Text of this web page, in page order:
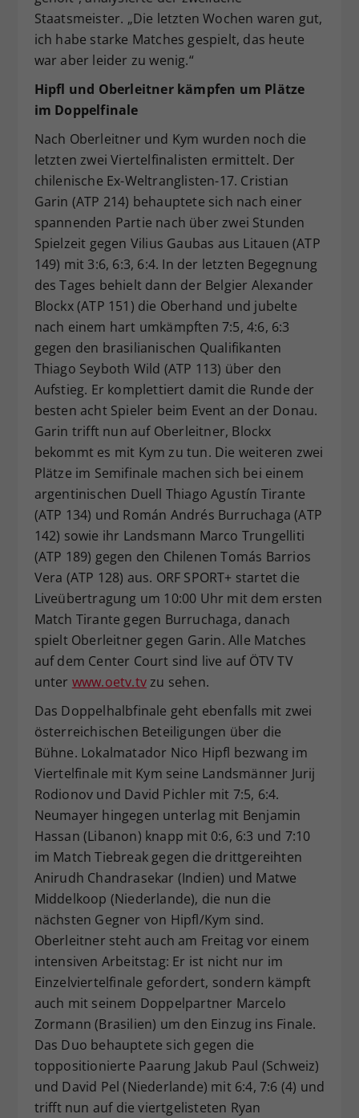
Staatsmeister. „Die letzten Wochen waren gut,
ich habe starke Matches gespielt, das heute
war aber leider zu wenig.“
Hipfl und Oberleitner kämpfen um Plätze
im Doppelfinale
Nach Oberleitner und Kym wurden noch die
letzten zwei Viertelfinalisten ermittelt. Der
chilenische Ex-Weltranglisten-17. Cristian
Garin (ATP 214) behauptete sich nach einer
spannenden Partie nach über zwei Stunden
Spielzeit gegen Vilius Gaubas aus Litauen (ATP
149) mit 3:6, 6:3, 6:4. In der letzten Begegnung
des Tages behielt dann der Belgier Alexander
Blockx (ATP 151) die Oberhand und jubelte
nach einem hart umkämpften 7:5, 4:6, 6:3
gegen den brasilianischen Qualifikanten
Thiago Seyboth Wild (ATP 113) über den
Aufstieg. Er komplettiert damit die Runde der
besten acht Spieler beim Event an der Donau.
Garin trifft nun auf Oberleitner, Blockx
bekommt es mit Kym zu tun. Die weiteren zwei
Plätze im Semifinale machen sich bei einem
argentinischen Duell Thiago Agustín Tirante
(ATP 134) und Román Andrés Burruchaga (ATP
142) sowie ihr Landsmann Marco Trungelliti
(ATP 189) gegen den Chilenen Tomás Barrios
Vera (ATP 128) aus. ORF SPORT+ startet die
Liveübertragung um 10:00 Uhr mit dem ersten
Match Tirante gegen Burruchaga, danach
spielt Oberleitner gegen Garin. Alle Matches
auf dem Center Court sind live auf ÖTV TV
unter www.oetv.tvzu sehen.
Das Doppelhalbfinale geht ebenfalls mit zwei
österreichischen Beteiligungen über die
Bühne. Lokalmatador Nico Hipfl bezwang im
Viertelfinale mit Kym seine Landsmänner Jurij
Rodionov und David Pichler mit 7:5, 6:4.
Neumayer hingegen unterlag mit Benjamin
Hassan (Libanon) knapp mit 0:6, 6:3 und 7:10
im Match Tiebreak gegen die drittgereihten
Anirudh Chandrasekar (Indien) und Matwe
Middelkoop (Niederlande), die nun die
nächsten Gegner von Hipfl/Kym sind.
Oberleitner steht auch am Freitag vor einem
intensiven Arbeitstag: Er ist nicht nur im
Einzelviertelfinale gefordert, sondern kämpft
auch mit seinem Doppelpartner Marcelo
Zormann (Brasilien) um den Einzug ins Finale.
Das Duo behauptete sich gegen die
toppositionierte Paarung Jakub Paul (Schweiz)
und David Pel (Niederlande) mit 6:4, 7:6 (4) und
trifft nun auf die viertgelisteten Ryan